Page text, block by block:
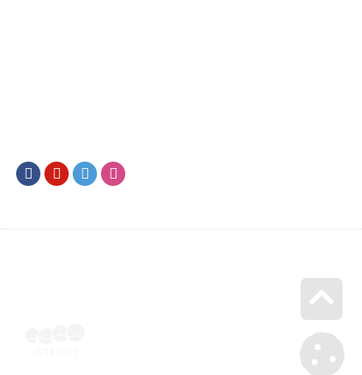
FacebookYoutubeTwitter
Go